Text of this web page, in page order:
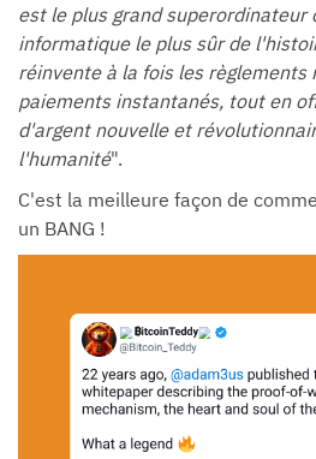
est le plus grand superordinateur
informatique le plus sûr de
réinvente à la fois les règlements
paiements instantanés, tout en
d'argent nouvelle et
l'humanité".
C'est la meilleure façon de
un BANG !